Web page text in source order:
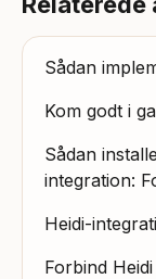
Sådan
Kom godt i
Sådan
integration:
Heidi-
Forbind